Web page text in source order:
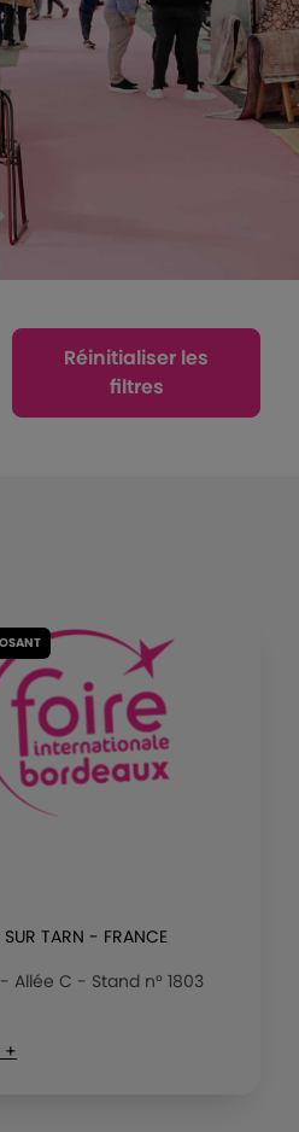
Réinitialiser les
filtres
SUR TARN - FRANCE
- Allée C - Stand n° 1803
+